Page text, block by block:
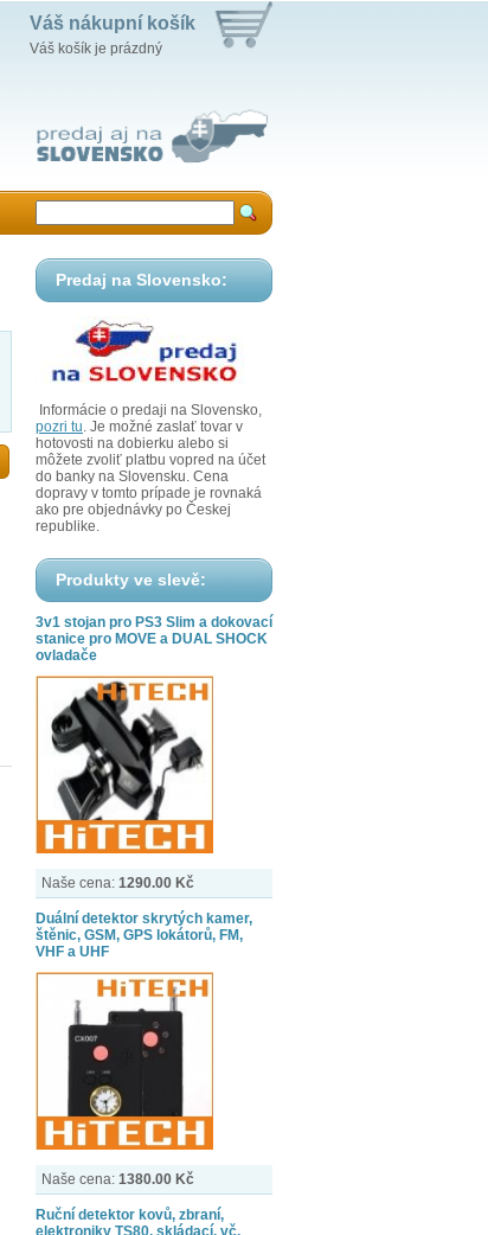
Váš nákupní košík
Váš košík je prázdný
Predaj na Slovensko:
Informácie o predaji na Slovensko,
pozri tu. Je možné zaslať tovar v
hotovosti na dobierku alebo si
môžete zvoliť platbu vopred na účet
do banky na Slovensku. Cena
dopravy v tomto prípade je rovnaká
ako pre objednávky po Českej
republike.
Produkty ve slevě:
3v1 stojan pro PS3 Slim a dokovací
stanice pro MOVE a DUAL SHOCK
ovladače
Naše cena: 1290.00 Kč
Duální detektor skrytých kamer,
štěnic, GSM, GPS lokátorů, FM,
VHF a UHF
Naše cena: 1380.00 Kč
Ruční detektor kovů, zbraní,
elektroniky TS80, skládací, vč.